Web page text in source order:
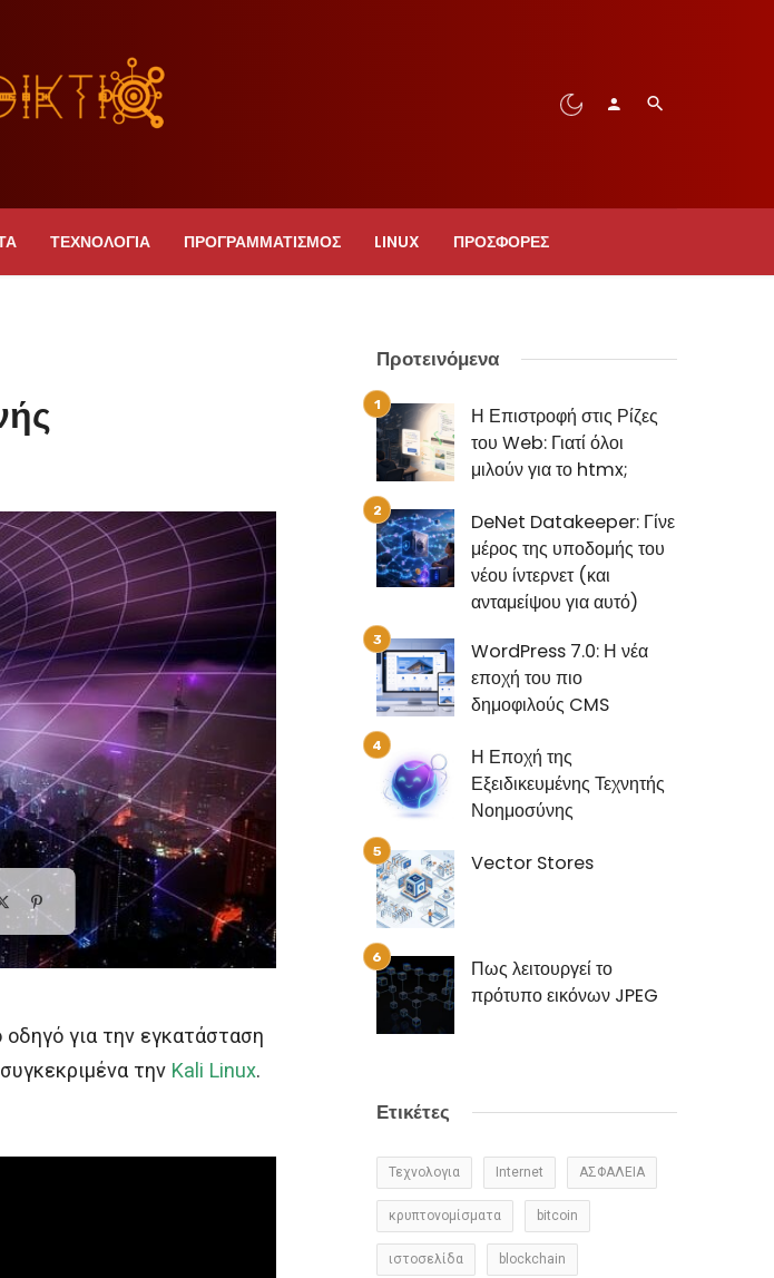
ΤΕΧΝΟΛΟΓΙΑ ΠΡΟΓΡΑΜΜΑΤΙΣΜΟΣ LINUX ΠΡΟΣΦΟΡΈΣ
για την εγκατάσταση
την Kali Linux.
Προτεινόμενα
Η Επιστροφή στις Ρίζες
του Web: Γιατί όλοι
μιλούν για το htmx;
DeNet Datakeeper: Γίνε
μέρος της υποδομής του
νέου ίντερνετ (και
ανταμείψου για αυτό)
WordPress 7.0: Η νέα
εποχή του πιο
δημοφιλούς CMS
Η Εποχή της
Εξειδικευμένης Τεχνητής
Νοημοσύνης
Vector Stores
Πως λειτουργεί το
πρότυπο εικόνων JPEG
Ετικέτες
Τεχνολογια Internet ΑΣΦΑΛΕΙΑ
κρυπτονομίσματα bitcoin
ιστοσελίδα blockchain